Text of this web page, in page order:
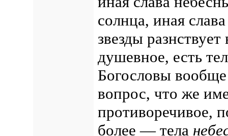
солнца, иная
звезды
душевное, есть
Богословы
вопрос, что же
противоречивое,
более — тела